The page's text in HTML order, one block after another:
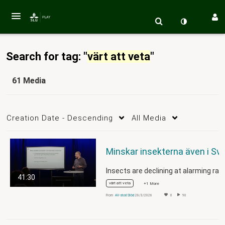
Search for tag: "värt att veta"
61 Media
Creation Date - Descending All Media
41:30
värt att veta +1 More
From AV-stod Stöd 26/3/2026 0 90